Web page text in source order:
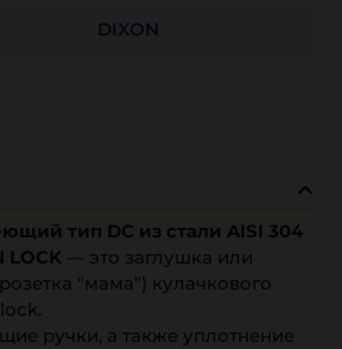
DIXON
тип DC из стали AISI 304
LOCK — это заглушка или
"мама") кулачкового
ручки, а также уплотнение